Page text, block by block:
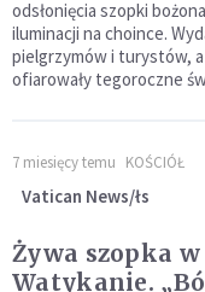
odsłonięcia szopki
iluminacji na choince.
pielgrzymów i turystów,
ofiarowały tegoroczne
7 miesięcy temu KOŚCIÓŁ
Vatican News/łs
Żywa szopka w
Watykanie.